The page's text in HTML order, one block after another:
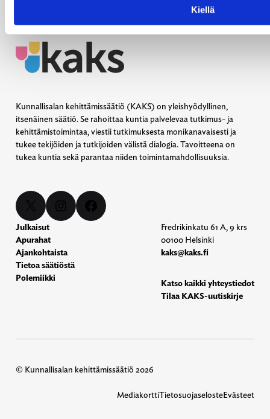
Kiellä
Kunnallisalan kehittämissäätiö (KAKS) on yleishyödyllinen,
itsenäinen säätiö. Se rahoittaa kuntia palvelevaa tutkimus- ja
kehittämistoimintaa, viestii tutkimuksesta monikanavaisesti ja
tukee tekijöiden ja tutkijoiden välistä dialogia. Tavoitteena on
tukea kuntia sekä parantaa niiden toimintamahdollisuuksia.
X Instagram Facebook
Julkaisut
Apurahat
Ajankohtaista
Tietoa säätiöstä
Polemiikki
Fredrikinkatu 61 A, 9 krs
00100 Helsinki
kaks@kaks.fi
Katso kaikki yhteystiedot
Tilaa KAKS-uutiskirje
© Kunnallisalan kehittämissäätiö 2026
MediakorttiTietosuojaselosteEvästeet